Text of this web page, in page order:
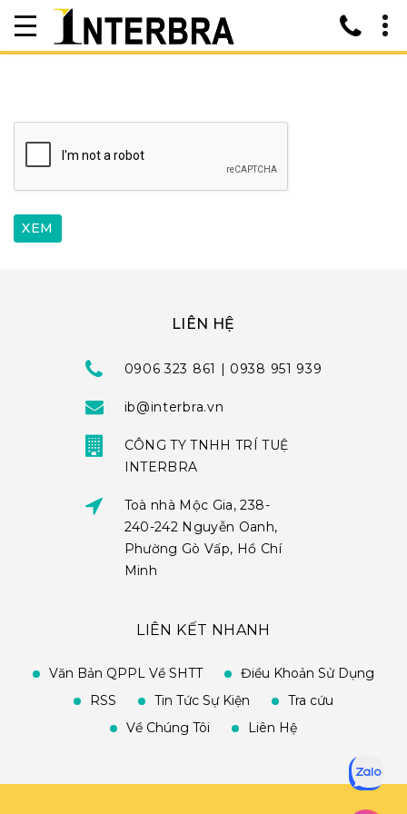
LIÊN HỆ
0906 323 861 | 0938 951 939
ib@interbra.vn
CÔNG TY TNHH TRÍ TUỆ
INTERBRA
Toà nhà Mộc Gia, 238-
240-242 Nguyễn Oanh,
Phường Gò Vấp, Hồ Chí
Minh
LIÊN KẾT NHANH
Văn Bản QPPL Về SHTT
Điều Khoản Sử Dụng
RSS
Tin Tức Sự Kiện
Tra cứu
Về Chúng Tôi
Liên Hệ